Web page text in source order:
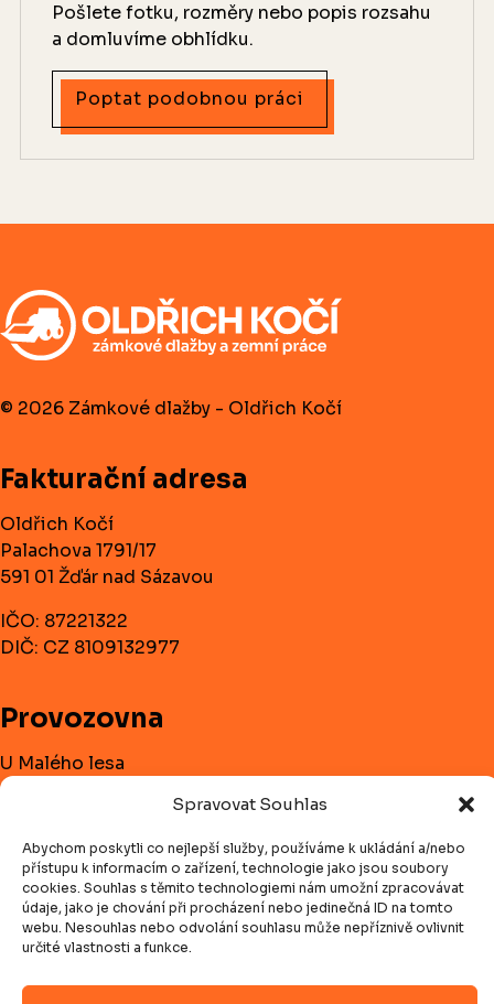
Spravovat Souhlas
Abychom poskytli co nejlepší služby, používáme k ukládání a/nebo
přístupu k informacím o zařízení, technologie jako jsou soubory
cookies. Souhlas s těmito technologiemi nám umožní zpracovávat
údaje, jako je chování při procházení nebo jedinečná ID na tomto
webu. Nesouhlas nebo odvolání souhlasu může nepříznivě ovlivnit
určité vlastnosti a funkce.
Pošlete fotku, rozměry nebo popis rozsahu
a domluvíme obhlídku.
Poptat podobnou práci
© 2026 Zámkové dlažby - Oldřich Kočí
Fakturační adresa
Oldřich Kočí
Palachova 1791/17
591 01 Žďár nad Sázavou
IČO: 87221322
DIČ: CZ 8109132977
Provozovna
U Malého lesa
591 01 Žďár nad Sázavou
Telefon:+420 732 182 728
E-mail:olda.koci@centrum.cz
Navigace